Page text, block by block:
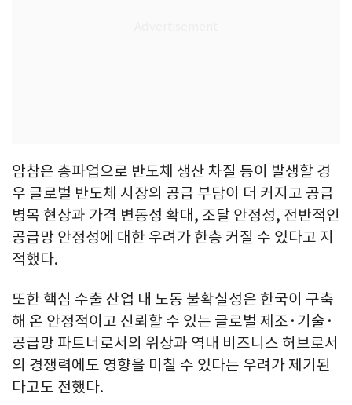
암참은 총파업으로 반도체 생산 차질 등이 발생할 경
우 글로벌 반도체 시장의 공급 부담이 더 커지고 공급
병목 현상과 가격 변동성 확대, 조달 안정성, 전반적인
공급망 안정성에 대한 우려가 한층 커질 수 있다고 지
적했다.
또한 핵심 수출 산업 내 노동 불확실성은 한국이 구축
해 온 안정적이고 신뢰할 수 있는 글로벌 제조·기술·
공급망 파트너로서의 위상과 역내 비즈니스 허브로서
의 경쟁력에도 영향을 미칠 수 있다는 우려가 제기된
다고도 전했다.